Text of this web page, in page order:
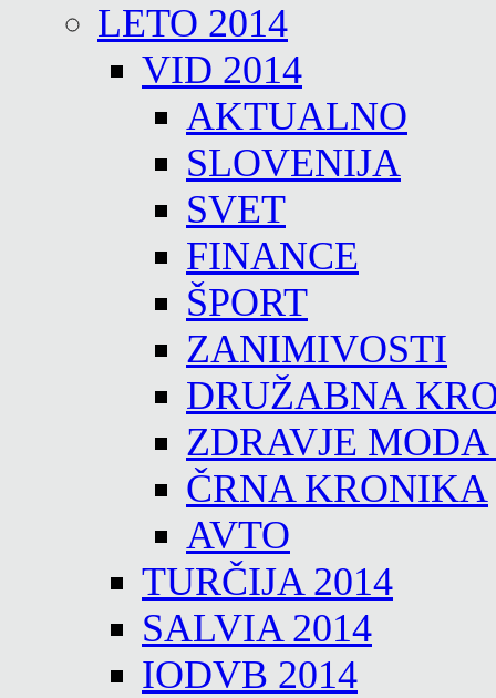
LETO 2014
VID 2014
AKTUALNO
SLOVENIJA
SVET
FINANCE
ŠPORT
ZANIMIVOSTI
DRUŽABNA
ZDRAVJE
ČRNA KRONIKA
AVTO
TURČIJA 2014
SALVIA 2014
IODVB 2014